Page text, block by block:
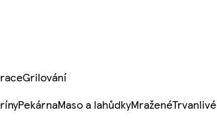
Grilování
PekárnaMaso a lahůdkyMraženéTrvanlivé